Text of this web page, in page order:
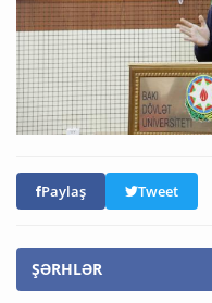
Paylaş Tweet
ŞƏRHLƏR